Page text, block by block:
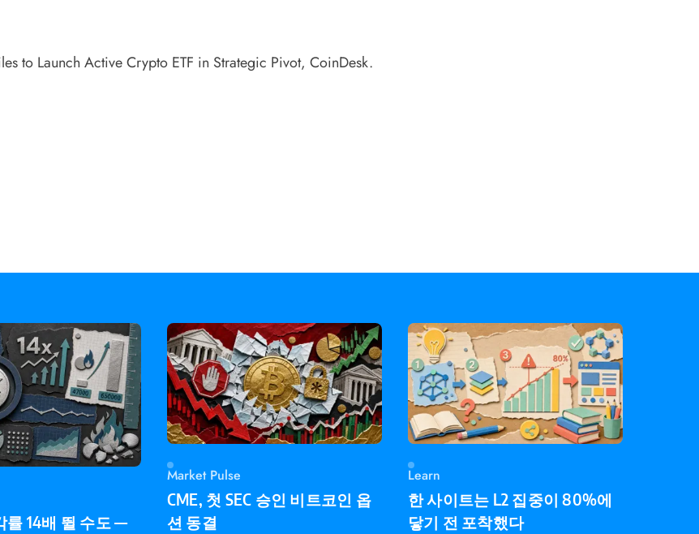
to Launch Active Crypto ETF in Strategic Pivot, CoinDesk.
률 14배 뛸 수도 —
Market Pulse
CME, 첫 SEC 승인 비트코인 옵
션 동결
Learn
한 사이트는 L2 집중이 80%에
닿기 전 포착했다